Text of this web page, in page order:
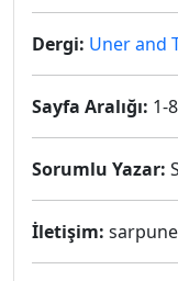
Dergi: Uner and
Sayfa Aralığı: 1-8
Sorumlu Yazar:
İletişim: